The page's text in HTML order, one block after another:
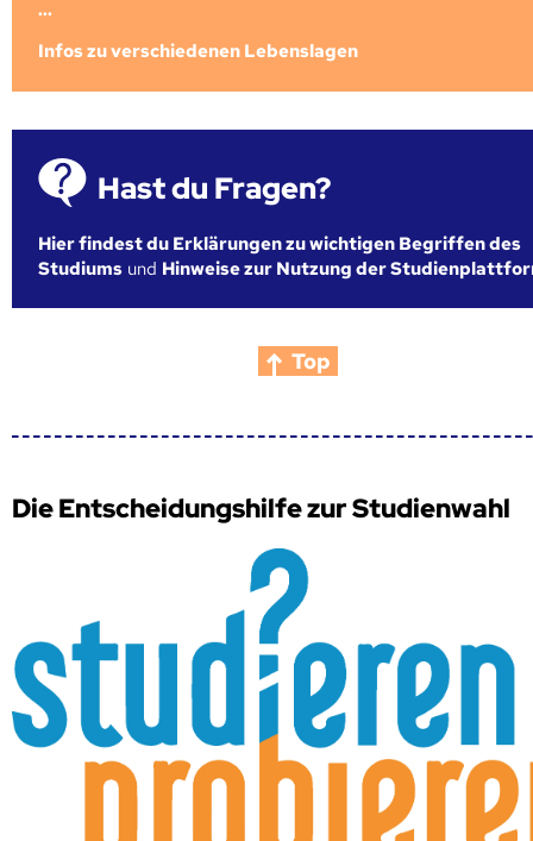
...
Infos zu verschiedenen Lebenslagen
Hast du Fragen?
Hier findest du Erklärungen zu wichtigen Begriffen des
Studiums und Hinweise zur Nutzung der
Top
Die Entscheidungshilfe zur Studienwahl